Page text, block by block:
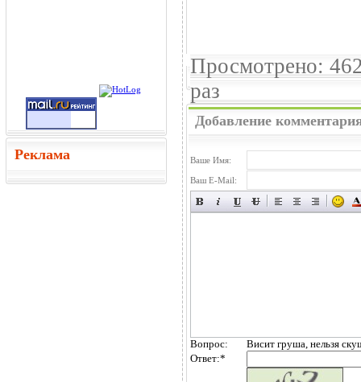
Реклама
Просмотрено:
раз
Добавление
Ваше Имя:
Ваш E-Mail:
Вопрос:
Висит груша, нельзя
Ответ:*